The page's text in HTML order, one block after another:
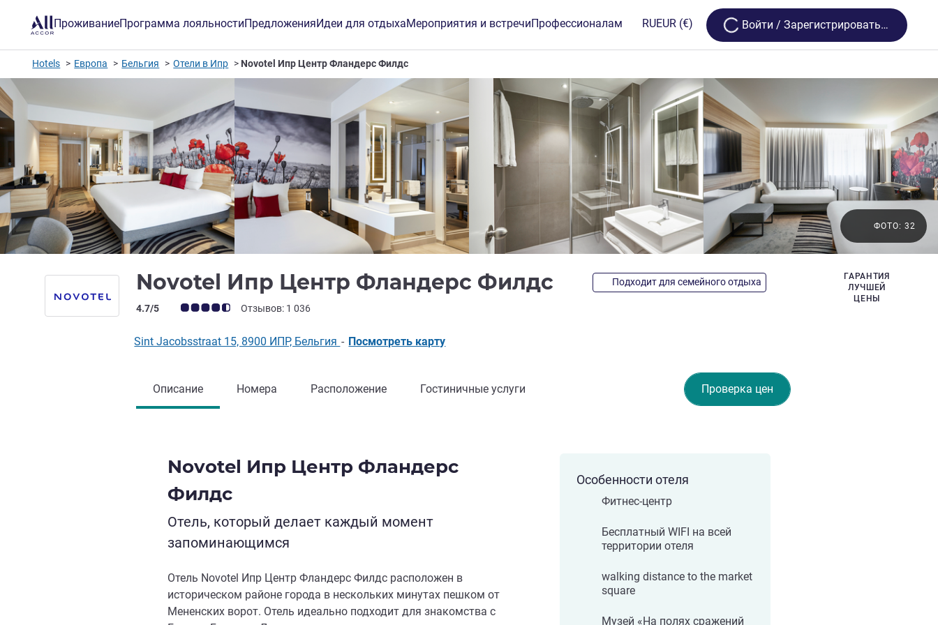
ПроживаниеПрограмма лояльностиПредложенияИдеи для отдыхаМероприятия и встречиПрофессионалам RUEUR (€) Loading...
Bойти / Зарегистрироваться
Hotels Европа Бельгия Отели в Ипр Novotel Ипр Центр Фландерс Филдс
Novotel Ипр Центр Фландерс Филдс 3 звезды
Подходит для семейного отдыха
Примечание: отзывы клиентов (Рейтинг ALL)
4.7/5 Отзывов: 1 036
ГАРАНТИЯ
ЛУЧШЕЙ
ЦЕНЫ
ФОТО: 32
Sint Jacobsstraat 15, 8900 ИПР, Бельгия - Посмотреть карту
Проверка цен
Описание Номера Расположение Гостиничные услуги
Novotel Ипр Центр Фландерс
Филдс
Отель, который делает каждый момент
запоминающимся
Отель Novotel Ипр Центр Фландерс Филдс расположен в
историческом районе города в нескольких минутах пешком от
Мененских ворот. Отель идеально подходит для знакомства с
Особенности отеля
Фитнес-центр
Бесплатный WIFI на всей
территории отеля
walking distance to the market
square
Музей «На полях сражений